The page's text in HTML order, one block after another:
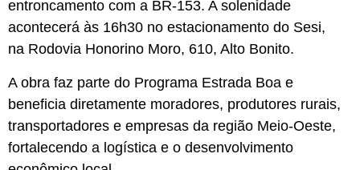
entroncamento com a BR-153. A solenidade
acontecerá às 16h30 no estacionamento do Sesi,
na Rodovia Honorino Moro, 610, Alto Bonito.
A obra faz parte do Programa Estrada Boa e
beneficia diretamente moradores, produtores rurais,
transportadores e empresas da região Meio-Oeste,
fortalecendo a logística e o desenvolvimento